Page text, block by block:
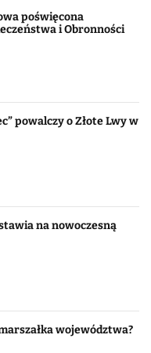
poświęcona
i Obronności
powalczy o Złote Lwy w
na nowoczesną
województwa?